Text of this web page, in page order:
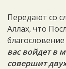
Передают со
Аллах, что
благословение
вас войдет в
совершит